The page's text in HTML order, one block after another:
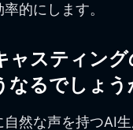
的にします。
ャスティング
なるでしょう
然な声を持つAI